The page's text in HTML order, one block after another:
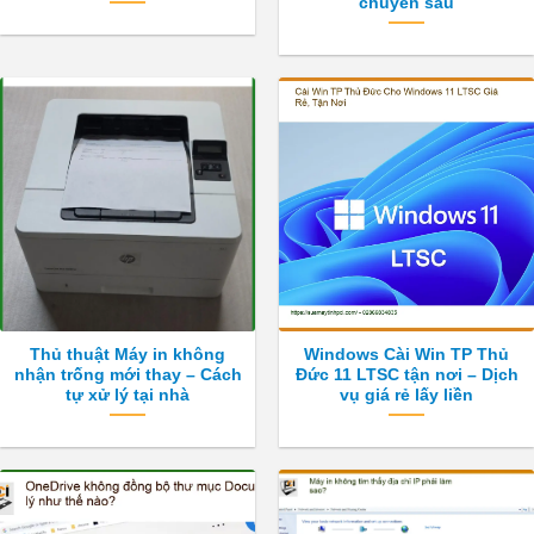
Thủ thuật Máy in không
nhận trống mới thay – Cách
tự xử lý tại nhà
Windows Cài Win TP Thủ
Đức 11 LTSC tận nơi – Dịch
vụ giá rẻ lấy liền